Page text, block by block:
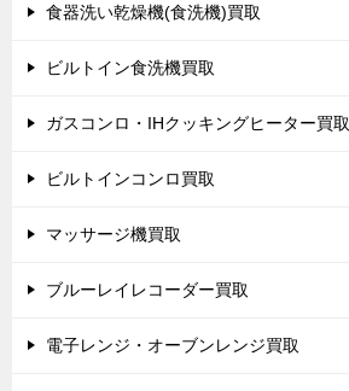
食器洗い乾燥機(食洗機)買取
ビルトイン食洗機買取
ガスコンロ・IHクッキングヒーター買取
ビルトインコンロ買取
マッサージ機買取
ブルーレイレコーダー買取
電子レンジ・オーブンレンジ買取